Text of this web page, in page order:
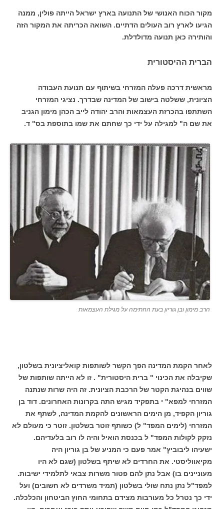
מקור הכוח האנושי של התנועה בארץ ישראל הייתה פולין, ממנה
הגיעו לארץ רוב העולים הדתיים. השואה הכריתה את המקור הזה
והותירה כאן תנועה מדולדלת.
הברית ההיסטורית
מראשית דרכה פעלה המזרחי בשיתוף עם תנועת העבודה
הציונית, ששלטה בישוב של המדינה שבדרך. נציגי המזרחי
השתתפו בהכרזת העצמאות והרב יהודה לייב הכהן מימון הגניב
את שם ה" למגילה על ידי כך שחתם את שמו בתוספת בס" ד.
הרב מימון ובן גוריון בעת החתימה על מגילת העצמאות
לאחר הקמת המדינה הפך הקשר לשותפות קואליציונית בשלטון,
שקיבלה את הכינוי " ברית היסטורית" . זו לא הייתה שותפות של
שווים בנהיגת הקטר של הרכבת הציונית. זה היה שרות שנתנה
המזרחי למפא" י בתפקיד מגיש התה בקרונות האחרונים. דוד בן
גוריון הקפיד, מן הימים הראשונים להקמת המדינה, לשתף את
המזרחי (לימים המפד" ל) כשותף זוטר בשלטון. זוטר כי מעולם לא
נזקק לקולות המפד" ל בכנסת הואיל והיה לו רוב בלעדיהם.
ישעיהו ליבוביץ" אמר פעם כי המניע של בן גוריון היה
מקיאווליסטי. את החרדים לא שיתף בשלטון (שגם לא היו
מעוניינים בו) אבל נתן להם פטור משרות צבאי לתלמידי ישיבות.
למפד"ל נתן נתח שולי בשלטון (תמיד משרדים לא חשובים) ועל
ידי כך נטרל כל מעורבות מצידם בתחומי החוץ הביטחון והכלכלה.